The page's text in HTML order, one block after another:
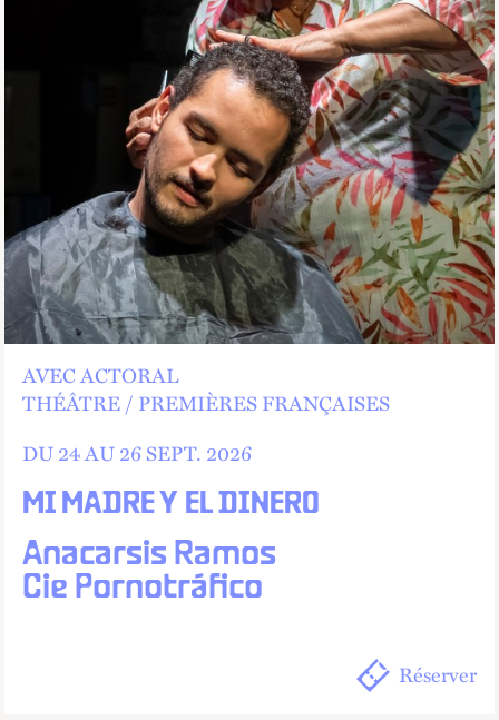
MI MADRE Y EL DINERO
Anacarsis Ramos
Cie Pornotráfico
AVEC ACTORAL
THÉÂTRE
PREMIÈRES FRANÇAISES
DU 24 AU26SEPT. 2026
Réserver